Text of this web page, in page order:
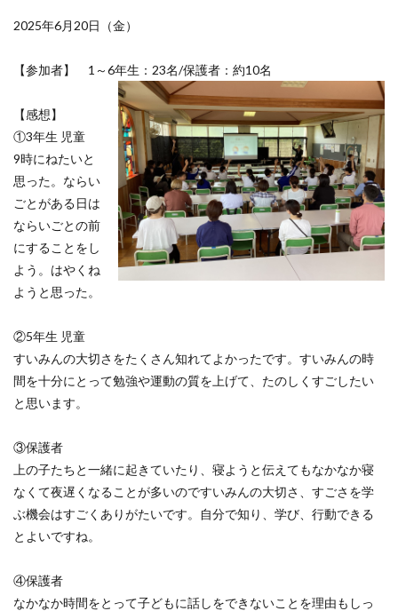
2025年6月20日（金）
【参加者】 1～6年生：23名/保護者：約10名
【感想】
①3年生 児童
9時にねたいと
思った。ならい
ごとがある日は
ならいごとの前
にすることをし
よう。はやくね
ようと思った。
②5年生 児童
すいみんの大切さをたくさん知れてよかったです。すいみんの時
間を十分にとって勉強や運動の質を上げて、たのしくすごしたい
と思います。
③保護者
上の子たちと一緒に起きていたり、寝ようと伝えてもなかなか寝
なくて夜遅くなることが多いのですいみんの大切さ、すごさを学
ぶ機会はすごくありがたいです。自分で知り、学び、行動できる
とよいですね。
④保護者
なかなか時間をとって子どもに話しをできないことを理由もしっ